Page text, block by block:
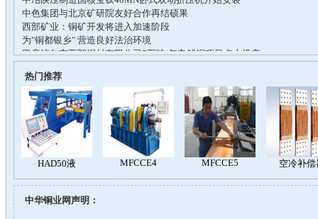
热门推荐
中华铜业网声明：